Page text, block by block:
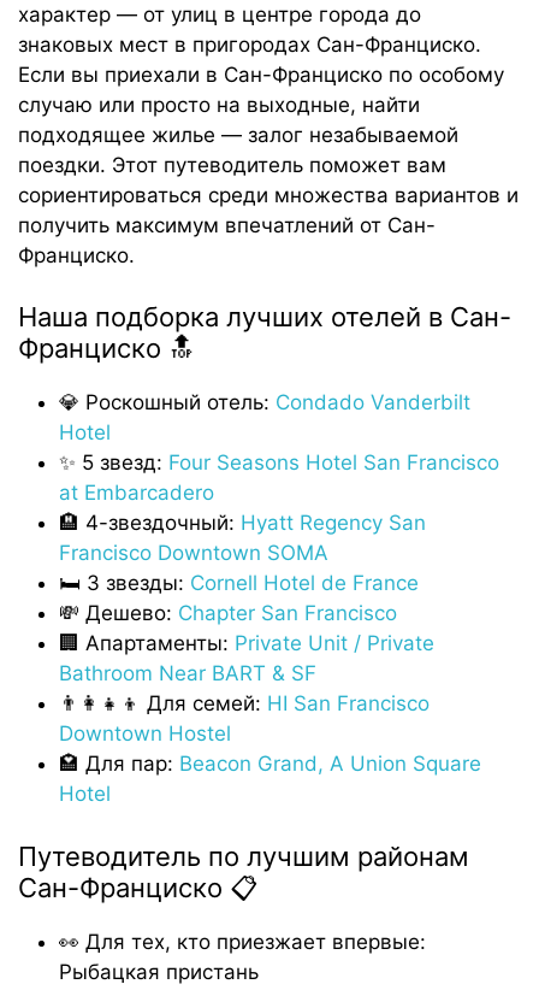
характер — от улиц в центре города до
знаковых мест в пригородах Сан-Франциско.
Если вы приехали в Сан-Франциско по особому
случаю или просто на выходные, найти
подходящее жилье — залог незабываемой
поездки. Этот путеводитель поможет вам
сориентироваться среди множества вариантов и
получить максимум впечатлений от Сан-
Франциско.
Наша подборка лучших отелей в Сан-
Франциско 🔝
💎 Роскошный отель: Condado Vanderbilt
Hotel
✨ 5 звезд: Four Seasons Hotel San Francisco
at Embarcadero
🏨 4-звездочный: Hyatt Regency San
Francisco Downtown SOMA
🛏️ 3 звезды: Cornell Hotel de France
💸 Дешево: Chapter San Francisco
🏢 Апартаменты: Private Unit / Private
Bathroom Near BART & SF
👨‍👩‍👧‍👦 Для семей: HI San Francisco
Downtown Hostel
🏩 Для пар: Beacon Grand, A Union Square
Hotel
Путеводитель по лучшим районам
Сан-Франциско 📋
👀 Для тех, кто приезжает впервые:
Рыбацкая пристань